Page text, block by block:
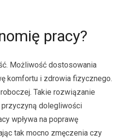
pracy?
Możliwość dostosowania
komfortu i zdrowia fizycznego.
Takie rozwiązanie
przyczyną dolegliwości
wpływa na poprawę
tak mocno zmęczenia czy